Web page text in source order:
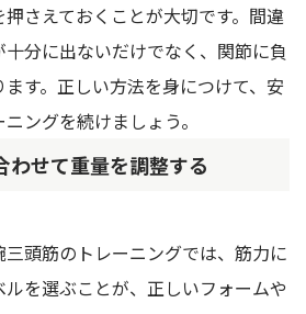
さえておくことが大切です。間違
分に出ないだけでなく、関節に負
す。正しい方法を身につけて、安
ングを続けましょう。
わせて重量を調整する
頭筋のトレーニングでは、筋力に
を選ぶことが、正しいフォームや